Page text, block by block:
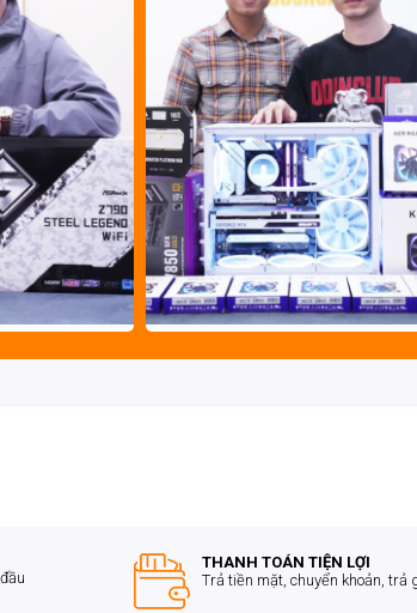
thì KCCShop còn có rất nhiều sản
0912.074.444 (HN), 0966.666.308
sản phẩm ưng ý với giá tốt nhất.
THANH TOÁN TIỆN LỢI
Trả tiền mặt, chuyển khoản, trả